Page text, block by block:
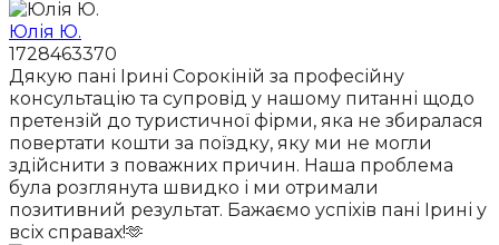
Юлія Ю.
1728463370
Дякую пані Ірині Сорокіній за професійну
консультацію та супровід у нашому питанні щодо
претензій до туристичної фірми, яка не збиралася
повертати кошти за поїздку, яку ми не могли
здійснити з поважних причин. Наша проблема
була розглянута швидко і ми отримали
позитивний результат. Бажаємо успіхів пані Ірині у
всіх справах!🫶